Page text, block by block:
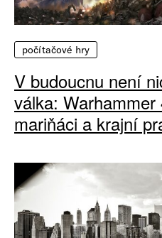
počítačové hry
V budoucnu není
válka:
mariňáci a krajní